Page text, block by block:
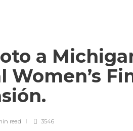
a
Women’s
read 3546